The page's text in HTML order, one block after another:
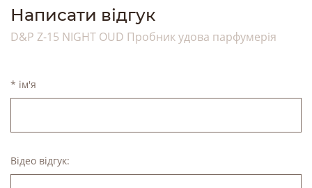
Написати відгук
D&P Z-15 NIGHT OUD Пробник удова парфумерія
* ім'я
Відео відгук: